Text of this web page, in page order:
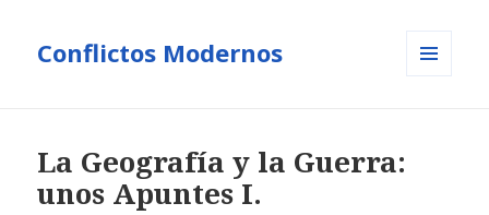
Conflictos Modernos
La Geografía y la Guerra:
unos Apuntes I.